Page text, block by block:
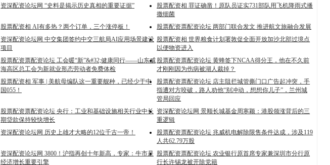
资深配资论坛网 “史料是揭示历史真相的重要证据”
股票配资相 罪证确凿！原队员证实731部队用飞机降雨式播
撒细菌
股票配资相 AI有多热？两个订单，三个涨停板！
股票配资票配资论坛 两部门联合发文 推进航文旅融合发展
资深配资论坛网 中交集团签约中交三航局AI应用场景建设
项目
股票配资相 世界粮食计划署敦促全面开放加沙北部过境点
以便物资进入
股票配资票配资论坛 工会暖“新”&#32;健康同行——山东威
海高区总工会为新就业形态劳动者免费体检
股票配资票配资论坛 黄蜂签下NCAA得分王，他在不久前
才刚刚因为伤病被湖人裁掉？
股票配资相 军事 | 美航母编队这一重要舰种，已经少于中
国055！
股票配资票配资论坛 店主阻拦城管撕门口广告起冲突，手
指遭对方咬破，路人劝他“别冲动，想想你儿子”，兰州城
管局回应
股票配资票配资论坛 央行：工业和基础设施相关行业中长
期贷款保持较快增长
资深配资论坛网 景顺长城基金周寒颖：港股领涨背后的三
重逻辑
资深配资论坛网 历史上雄才大略的12位千古一帝！
股票配资票配资论坛 兆威机电解除限售条件达成，涉及119
人共62.79万股
资深配资论坛网 3800！沪指再创十年新高，专家：牛市是
经济增长重要引擎
股票配资票配资论坛 农业银行原首席专家兼深圳市分行原
行长许锡龙被开除党籍